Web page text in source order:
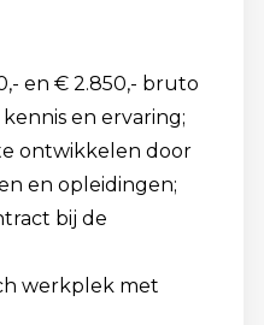
en € 2.850,- bruto
en ervaring;
ontwikkelen door
en opleidingen;
bij de
werkplek met